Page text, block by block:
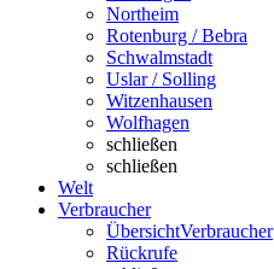
Northeim
Rotenburg / Bebra
Schwalmstadt
Uslar / Solling
Witzenhausen
Wolfhagen
schließen
schließen
Welt
Verbraucher
ÜbersichtVerbraucher
Rückrufe